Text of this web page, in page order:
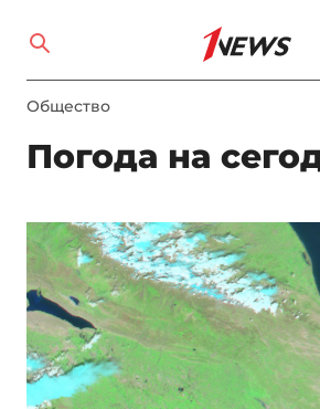
Общество
Погода на